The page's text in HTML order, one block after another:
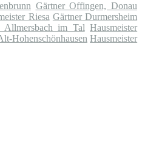
Gärtner Offingen, Donau
Riesa Gärtner Durmersheim
Allmersbach im Tal Hausmeister
Hohenschönhausen Hausmeister